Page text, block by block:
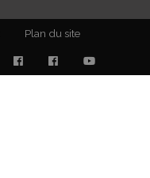
Plan du site